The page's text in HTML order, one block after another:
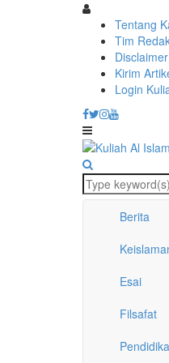
Tentang
Tim
Disclaimer
Kirim
Login
Berita
Esai
Filsafat